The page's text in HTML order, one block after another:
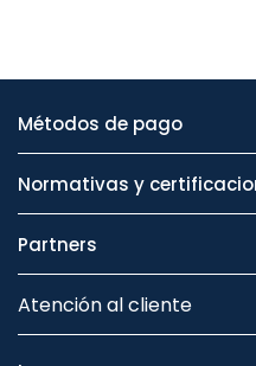
Métodos de pago
Normativas y
Partners
Atención al cliente